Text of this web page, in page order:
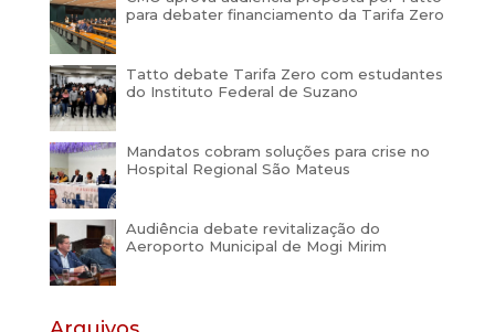
para debater financiamento da Tarifa Zero
Tatto debate Tarifa Zero com estudantes
do Instituto Federal de Suzano
Mandatos cobram soluções para crise no
Hospital Regional São Mateus
Audiência debate revitalização do
Aeroporto Municipal de Mogi Mirim